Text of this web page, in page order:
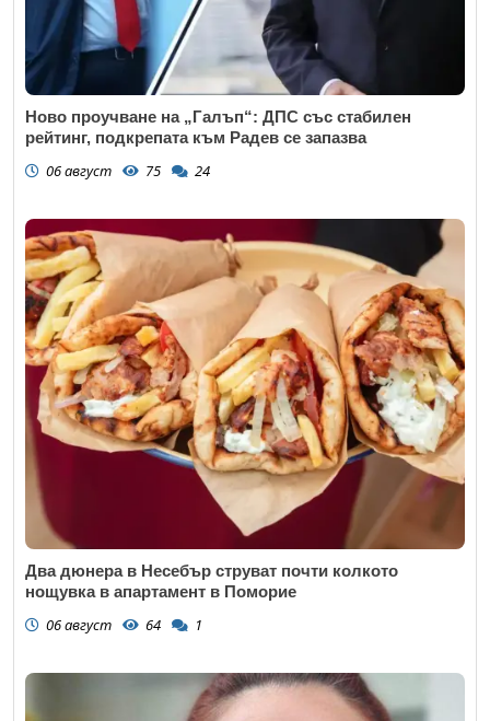
Ново проучване на „Галъп“: ДПС със стабилен
рейтинг, подкрепата към Радев се запазва
06 август 75 24
Два дюнера в Несебър струват почти колкото
нощувка в апартамент в Поморие
06 август 64 1